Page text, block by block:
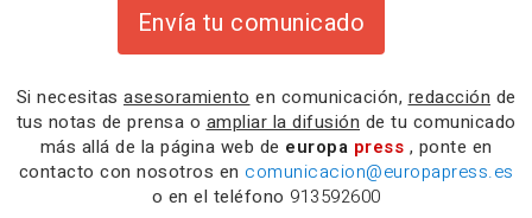
Envía tu comunicado
Si necesitas asesoramiento en comunicación, redacción de
tus notas de prensa o ampliar la difusión de tu comunicado
más allá de la página web de europa press , ponte en
contacto con nosotros en comunicacion@europapress.es
o en el teléfono 913592600